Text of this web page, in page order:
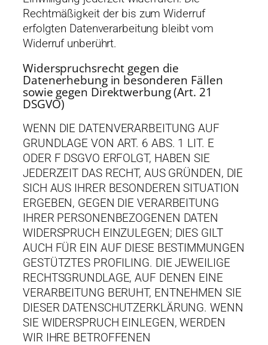
Rechtmäßigkeit der bis zum Widerruf
erfolgten Datenverarbeitung bleibt vom
Widerruf unberührt.
Widerspruchsrecht gegen die
Datenerhebung in besonderen Fällen
sowie gegen Direktwerbung (Art. 21
DSGVO)
WENN DIE DATENVERARBEITUNG AUF
GRUNDLAGE VON ART. 6 ABS. 1 LIT. E
ODER F DSGVO ERFOLGT, HABEN SIE
JEDERZEIT DAS RECHT, AUS GRÜNDEN, DIE
SICH AUS IHRER BESONDEREN SITUATION
ERGEBEN, GEGEN DIE VERARBEITUNG
IHRER PERSONENBEZOGENEN DATEN
WIDERSPRUCH EINZULEGEN; DIES GILT
AUCH FÜR EIN AUF DIESE BESTIMMUNGEN
GESTÜTZTES PROFILING. DIE JEWEILIGE
RECHTSGRUNDLAGE, AUF DENEN EINE
VERARBEITUNG BERUHT, ENTNEHMEN SIE
DIESER DATENSCHUTZERKLÄRUNG. WENN
SIE WIDERSPRUCH EINLEGEN, WERDEN
WIR IHRE BETROFFENEN